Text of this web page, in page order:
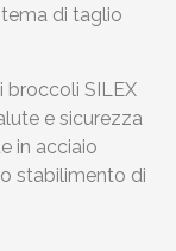
di taglio
broccoli SILEX
e sicurezza
in acciaio
stabilimento di